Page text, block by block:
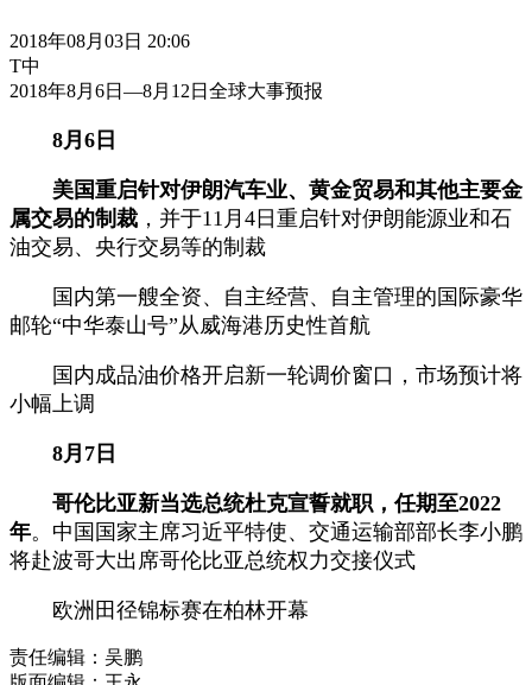
2018年08月03日 20:06
T中
2018年8月6日—8月12日全球大事预报
8月6日
美国重启针对伊朗汽车业、黄金贸易和其他主要金
属交易的制裁 ，并于11月4日重启针对伊朗能源业和石
油交易、央行交易等的制裁
国内第一艘全资、自主经营、自主管理的国际豪华
邮轮“中华泰山号”从威海港历史性首航
国内成品油价格开启新一轮调价窗口，市场预计将
小幅上调
8月7日
哥伦比亚新当选总统杜克宣誓就职，任期至2022
年。中国国家主席习近平特使、交通运输部部长李小鹏
将赴波哥大出席哥伦比亚总统权力交接仪式
欧洲田径锦标赛在柏林开幕
责任编辑：吴鹏